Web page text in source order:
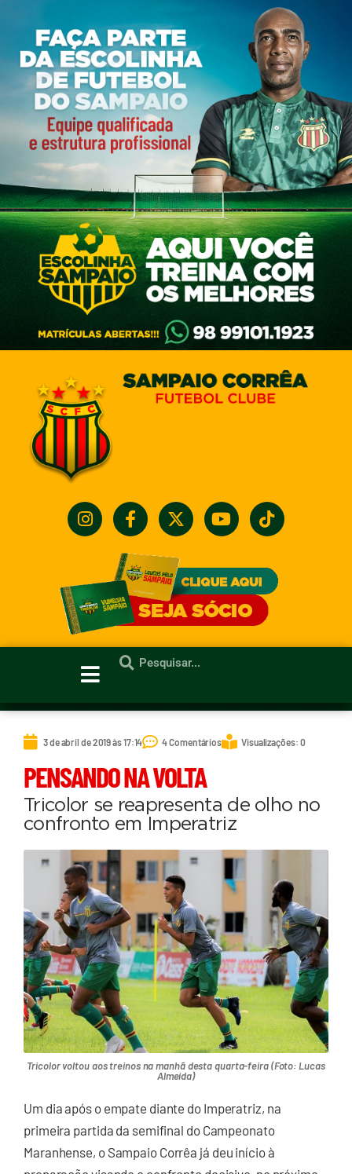
3 de abril de 2019 às 17:14 4 Comentários Visualizações: 0
PENSANDO NA VOLTA
Tricolor se reapresenta de olho no
confronto em Imperatriz
Tricolor voltou aos treinos na manhã desta quarta-feira (Foto: Lucas
Almeida)
Um dia após o empate diante do Imperatriz, na
primeira partida da semifinal do Campeonato
Maranhense, o Sampaio Corrêa já deu início à